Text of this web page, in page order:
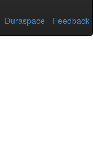
Duraspace - Feedback